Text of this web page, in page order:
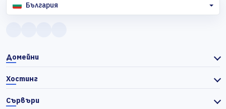
България
Домейни
Хостинг
Сървъри